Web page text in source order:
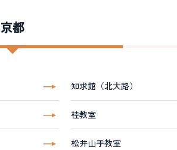
京都
知求館（北大路）
桂教室
松井山手教室